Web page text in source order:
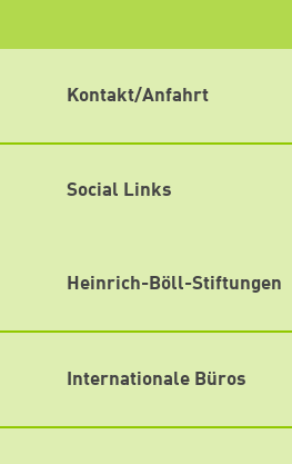
Kontakt/Anfahrt
Jägerstraße 2, 14467 Potsdam
Anmeldung zu Veranstaltungen:
oder wenden Sie sich direkt
Während einer laufenden
Lageplan
Social Links
Instagram
Heinrich-Böll-Stiftungen
Heinrich-Böll-Stiftungen in
Baden-Württemberg
Internationale Büros